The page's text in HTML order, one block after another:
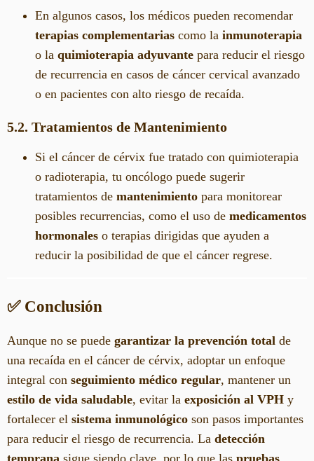
En algunos casos, los médicos pueden recomendar
terapias complementarias como la inmunoterapia
o la quimioterapia adyuvante para reducir el riesgo
de recurrencia en casos de cáncer cervical avanzado
o en pacientes con alto riesgo de recaída.
5.2. Tratamientos de Mantenimiento
Si el cáncer de cérvix fue tratado con quimioterapia
o radioterapia, tu oncólogo puede sugerir
tratamientos de mantenimiento para monitorear
posibles recurrencias, como el uso de medicamentos
hormonales o terapias dirigidas que ayuden a
reducir la posibilidad de que el cáncer regrese.
✅ Conclusión
Aunque no se puede garantizar la prevención total de
una recaída en el cáncer de cérvix, adoptar un enfoque
integral con seguimiento médico regular, mantener un
estilo de vida saludable, evitar la exposición al VPH y
fortalecer el sistema inmunológico son pasos importantes
para reducir el riesgo de recurrencia. La detección
temprana sigue siendo clave, por lo que las pruebas